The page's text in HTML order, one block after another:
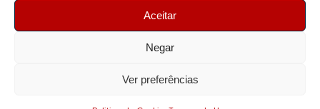
Aceitar
Negar
Ver preferências
© 2026 AquiAgora - Todos os direitos reservados.